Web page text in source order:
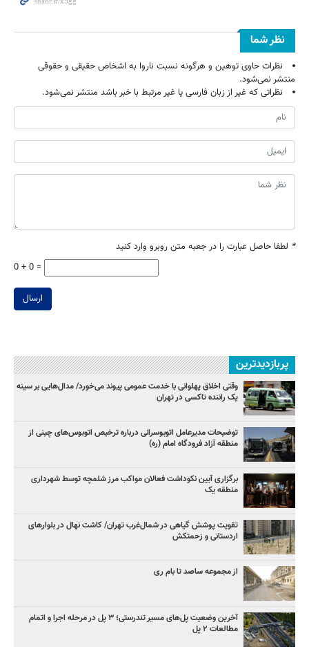
نظر شما
نظرات حاوی توهین و هرگونه نسبت ناروا به اشخاص حقیقی و حقوقی
منتشر نمی‌شود.
نظراتی که غیر از زبان فارسی یا غیر مرتبط با خبر باشد منتشر نمی‌شود.
* لطفا حاصل عبارت را در جعبه متن روبرو وارد کنید
0 + 0 =
ارسال
پربازدیدترین
وقتی اخلاق پهلوانی با خدمت عمومی پیوند می‌خورد/ مدال‌هایی بر سینه
یک راننده تاکسی در تهران
توضیحات مدیرعامل اتوبوسرانی درباره ترخیص اتوبوس‌های چینی از
منطقه آزاد فرودگاه امام (ره)
برگزاری آیین نکوداشت فعالان مواکب مرز شلمچه توسط شهرداری
منطقه یک
تقویت پوشش گیاهی در شمال‌غرب تهران/ کاشت نهال در بلوارهای
اردستانی و زحمتکش
از مجموعه ساصد تا بام ری
آخرین وضعیت پل‌های مسیر تندرستی؛ ۳ پل در مرحله اجرا و اتمام
مطالعات ۲ پل